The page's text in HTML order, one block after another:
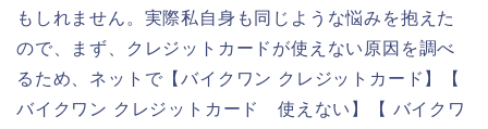
もしれません。実際私自身も同じような悩みを抱えた
ので、まず、クレジットカードが使えない原因を調べ
るため、ネットで【バイクワン クレジットカード】【
バイクワン クレジットカード 使えない】【 バイクワ